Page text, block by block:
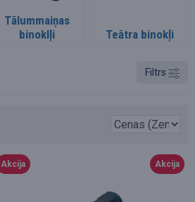
Tālummaiņas
binoklļi
Teātra binokļi
Filtrs
Akcija Akcija